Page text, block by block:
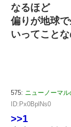
なるほど
偏りが地球
いってこと
575: ニューノーマ
ID:Px0BplNs0
>>1